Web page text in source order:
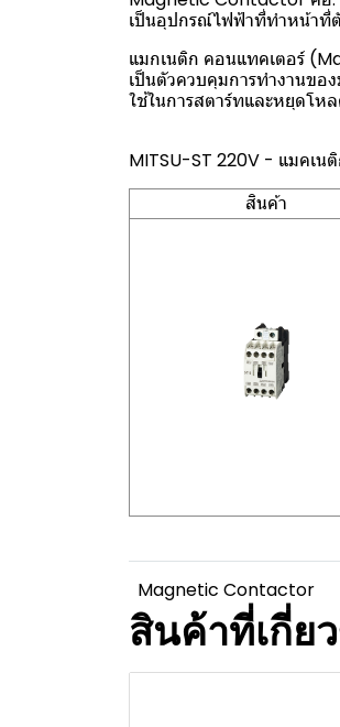
เป็นอุปกรณ์ไฟฟ้าที่ทำหน้าที่
แมกเนติก คอนแทคเตอร์
เป็นตัวควบคุมการทำงานขอ
ใช้ในการสตาร์ทและหยุดโห
MITSU-ST 220V - แมคเ
สินค้า
Magnetic Contactor
สินค้าที่เกี่ย